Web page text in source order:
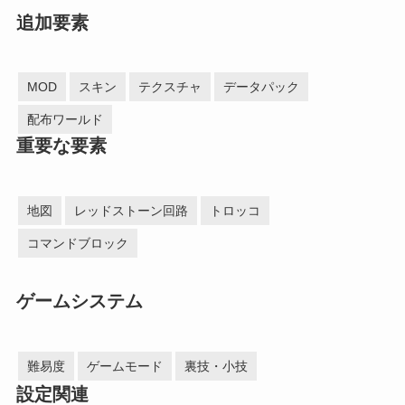
追加要素
MOD スキン テクスチャ データパック
配布ワールド
重要な要素
地図 レッドストーン回路 トロッコ
コマンドブロック
ゲームシステム
難易度 ゲームモード 裏技・小技
設定関連